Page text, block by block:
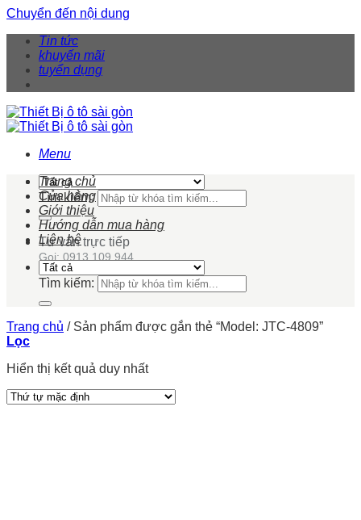
Chuyển đến nội dung
Tin tức
khuyến mãi
tuyển dụng
Menu
Tìm kiếm:
Tư vấn trực tiếp
Gọi: 0913 109 944
Trang chủ
Cửa hàng
Giới thiệu
Hướng dẫn mua hàng
Liên hệ
Tìm kiếm:
Trang chủ /Sản phẩm được gắn thẻ “Model: JTC-4809”
Lọc
Hiển thị kết quả duy nhất